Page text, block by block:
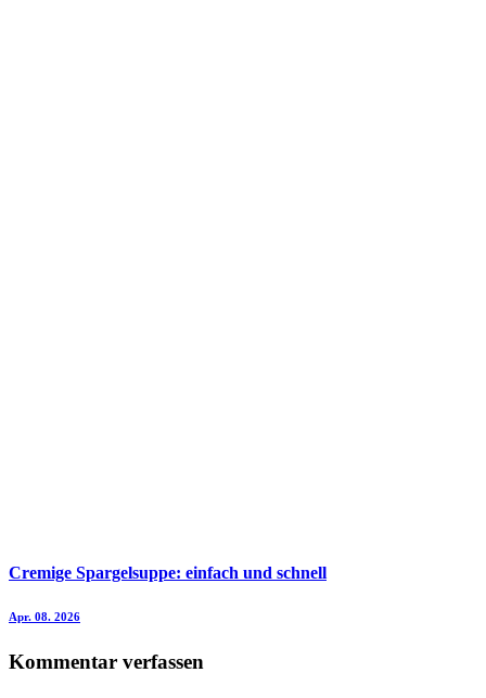
Cremige Spargelsuppe: einfach und schnell
Apr. 08. 2026
Kommentar verfassen